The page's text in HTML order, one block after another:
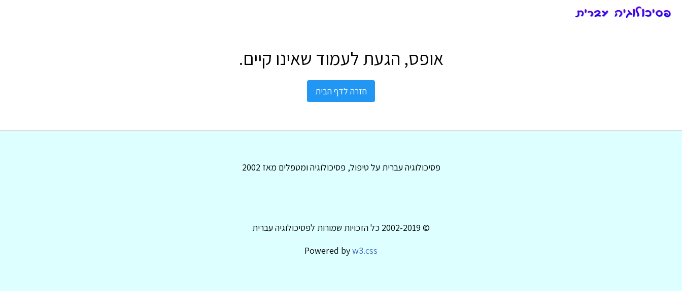
אופס, הגעת לעמוד שאינו קיים.
חזרה לדף הבית
פסיכולוגיה עברית על טיפול, פסיכולוגיה ומטפלים מאז 2002
© 2002-2019 כל הזכויות שמורות לפסיכולוגיה עברית
Powered byw3.css